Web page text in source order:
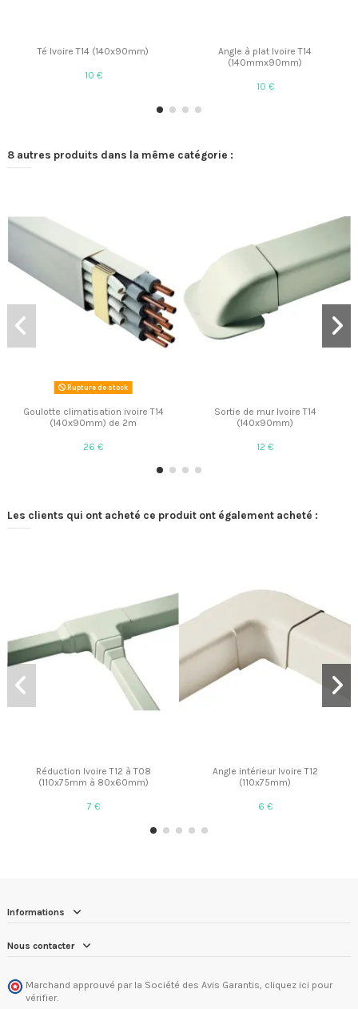
Té Ivoire T14 (140x90mm)
10 €
Angle à plat Ivoire T14
(140mmx90mm)
10 €
8 autres produits dans la même catégorie :
Rupture de stock
Goulotte climatisation ivoire T14
(140x90mm) de 2m
26 €
Sortie de mur Ivoire T14
(140x90mm)
12 €
Les clients qui ont acheté ce produit ont également acheté :
Réduction Ivoire T12 à T08
(110x75mm à 80x60mm)
7 €
Angle intérieur Ivoire T12
(110x75mm)
6 €
Informations
Nous contacter
Marchand approuvé par la Société des Avis Garantis, cliquez ici pour
vérifier.